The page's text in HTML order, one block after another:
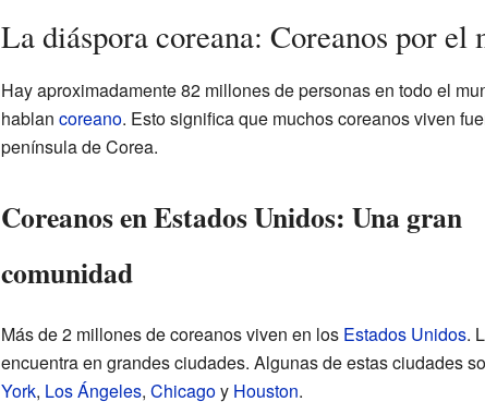
La diáspora coreana: Coreanos por el
Hay aproximadamente 82 millones de personas en todo el
hablan coreano. Esto significa que muchos coreanos viven
península de Corea.
Coreanos en Estados Unidos: Una gran
comunidad
Más de 2 millones de coreanos viven en los Estados Unidos.
encuentra en grandes ciudades. Algunas de estas ciudades
York, Los Ángeles, Chicagoy Houston.